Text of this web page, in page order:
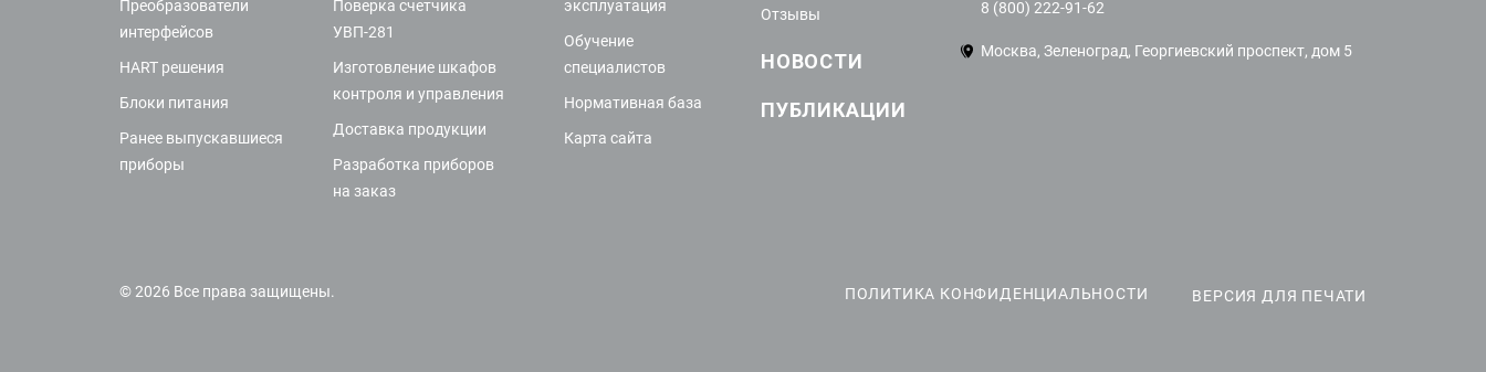
Преобразователи
интерфейсов
HART решения
Блоки питания
Ранее выпускавшиеся
приборы
Поверка счетчика
УВП-281
Изготовление шкафов
контроля и управления
Доставка продукции
Разработка приборов
на заказ
эксплуатация
Обучение
специалистов
Нормативная база
Карта сайта
Отзывы
НОВОСТИ
ПУБЛИКАЦИИ
8 (800) 222-91-62
Москва, Зеленоград, Георгиевский проспект, дом 5
ВЕРСИЯ ДЛЯ ПЕЧАТИ
ПОЛИТИКА КОНФИДЕНЦИАЛЬНОСТИ
© 2026 Все права защищены.